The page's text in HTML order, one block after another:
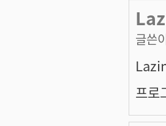
글쓴
프로